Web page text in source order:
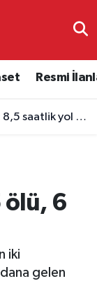
Resmi
yol 3,5 saate indi
ölü, 6
iki
gelen